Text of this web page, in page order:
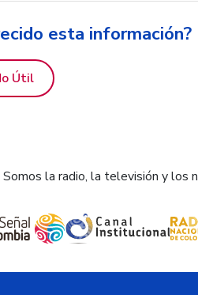
esta información?
Útil
Somos la radio, la televisión y los